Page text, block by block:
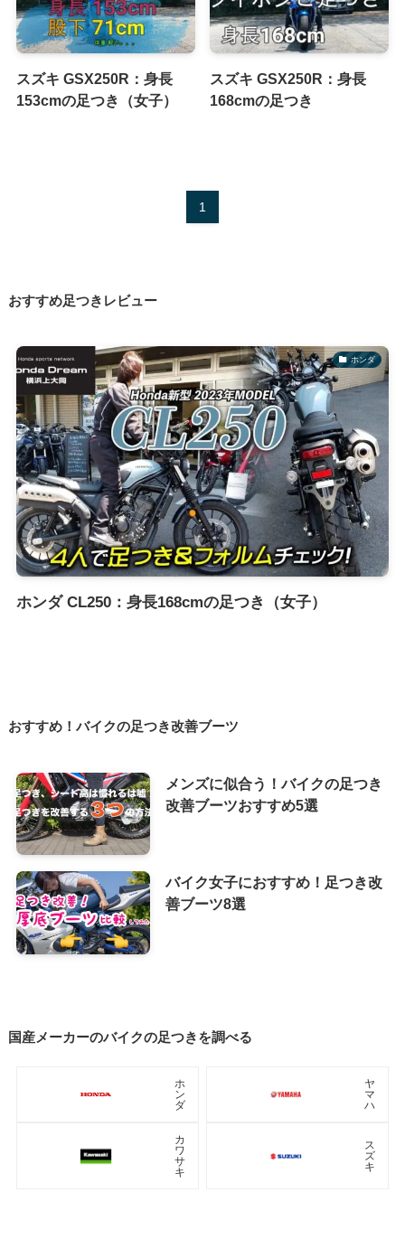
スズキ GSX250R：身長
153cmの足つき（女子）
スズキ GSX250R：身長
168cmの足つき
1
おすすめ足つきレビュー
ホンダ
ホンダ CL250：身長168cmの足つき（女子）
おすすめ！バイクの足つき改善ブーツ
メンズに似合う！バイクの足つき
改善ブーツおすすめ5選
バイク女子におすすめ！足つき改
善ブーツ8選
国産メーカーのバイクの足つきを調べる
ホ
ン
ダ
ヤ
マ
ハ
カ
ワ
サ
キ
ス
ズ
キ